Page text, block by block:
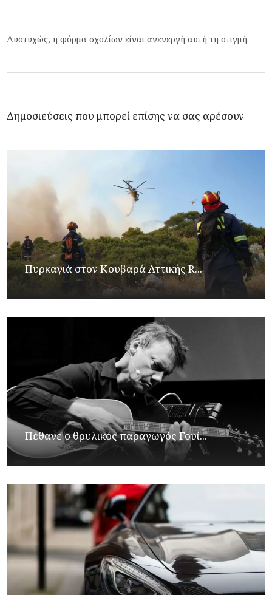
Δυστυχώς, η φόρμα σχολίων είναι ανενεργή αυτή τη στιγμή.
Δημοσιεύσεις που μπορεί επίσης να σας αρέσουν
Πυρκαγιά στον Κουβαρά Αττικής R...
Πέθανε ο θρυλικός παραγωγός Γουί...